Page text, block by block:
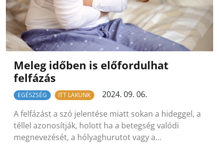
Meleg időben is előfordulhat
felfázás
EGÉSZSÉG ITT LAKUNK
2024. 09. 06.
A felfázást a szó jelentése miatt sokan a hideggel, a
téllel azonosítják, holott ha a betegség valódi
megnevezését, a hólyaghurutot vagy a…